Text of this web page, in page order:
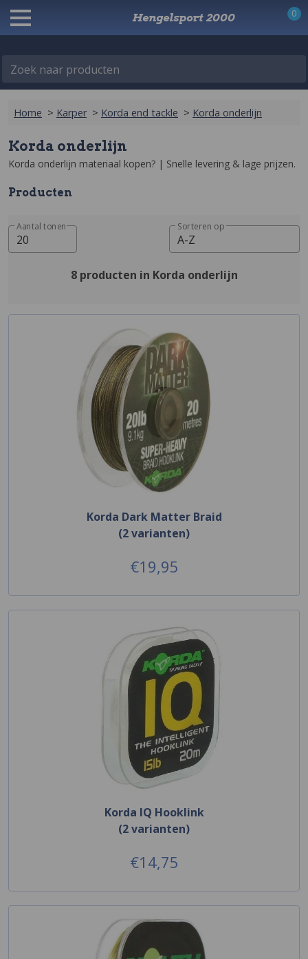
Zoek naar producten
Hengelsport 2000 0
Home > Karper > Korda end tackle > Korda onderlijn
Korda onderlijn
Korda onderlijn materiaal kopen? | Snelle levering & lage prijzen‎.
Producten
Aantal tonen
20
Sorteren op
A-Z
8 producten in Korda onderlijn
Korda Dark Matter Braid
(2 varianten)
€19,95
Korda IQ Hooklink
(2 varianten)
€14,75